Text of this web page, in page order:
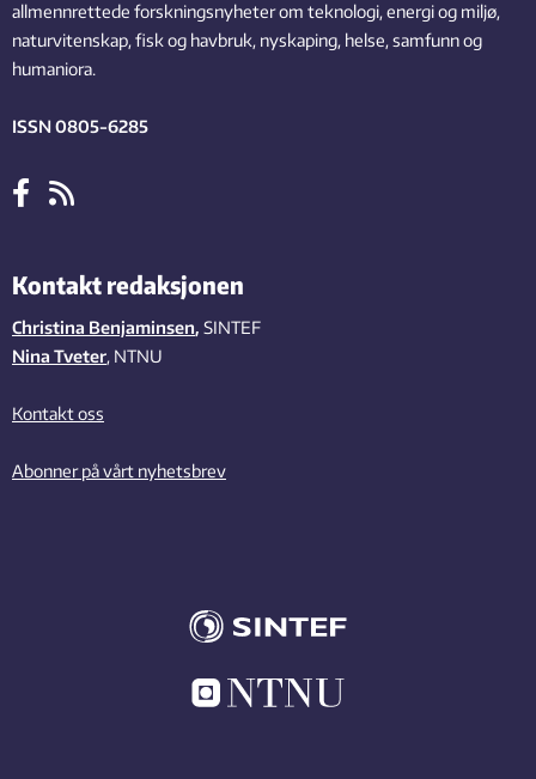
allmennrettede forskningsnyheter om teknologi, energi og miljø,
naturvitenskap, fisk og havbruk, nyskaping, helse, samfunn og
humaniora.
ISSN 0805-6285
Kontakt redaksjonen
Christina Benjaminsen, SINTEF
Nina Tveter, NTNU
Kontakt oss
Abonner på vårt nyhetsbrev